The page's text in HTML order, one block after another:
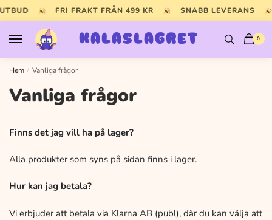
Skip
to
navigation
Skip
to
content
FRI FRAKT FRÅN 499 KR SNABB LEVERANS
KALASLAGRET 0
Hem / Vanliga frågor
Vanliga frågor
Finns det jag vill ha på lager?
Alla produkter som syns på sidan finns i lager.
Hur kan jag betala?
Vi erbjuder att betala via Klarna AB (publ), där du kan välja att